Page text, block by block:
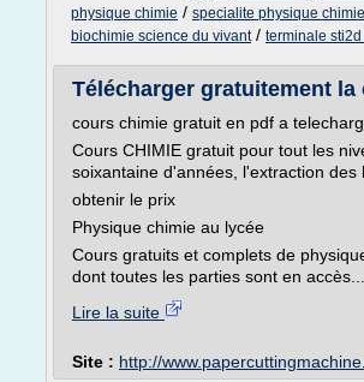
physique chimie / specialite physique
biochimie science du vivant/ terminale
Télécharger gratuitement
cours chimie gratuit en pdf a
Cours CHIMIE gratuit pour tout les
soixantaine d'années, l'extraction des
obtenir le prix
Physique chimie au lycée
Cours gratuits et complets de
dont toutes les parties sont en accès...
Lire la suite
Site : http://